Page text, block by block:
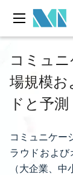
コミュ
場規模お
ドと予測
コミュニケー
ラウドおよ
（大企業、